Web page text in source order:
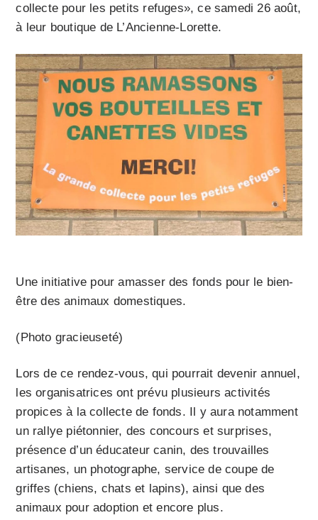
collecte pour les petits refuges», ce samedi 26 août,
à leur boutique de L’Ancienne-Lorette.
Une initiative pour amasser des fonds pour le bien-
être des animaux domestiques.
(Photo gracieuseté)
Lors de ce rendez-vous, qui pourrait devenir annuel,
les organisatrices ont prévu plusieurs activités
propices à la collecte de fonds. Il y aura notamment
un rallye piétonnier, des concours et surprises,
présence d’un éducateur canin, des trouvailles
artisanes, un photographe, service de coupe de
griffes (chiens, chats et lapins), ainsi que des
animaux pour adoption et encore plus.